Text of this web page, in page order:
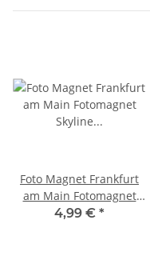
Foto Magnet Frankfurt
am Main Fotomagnet
Skyline Deutschland
4,99 € *